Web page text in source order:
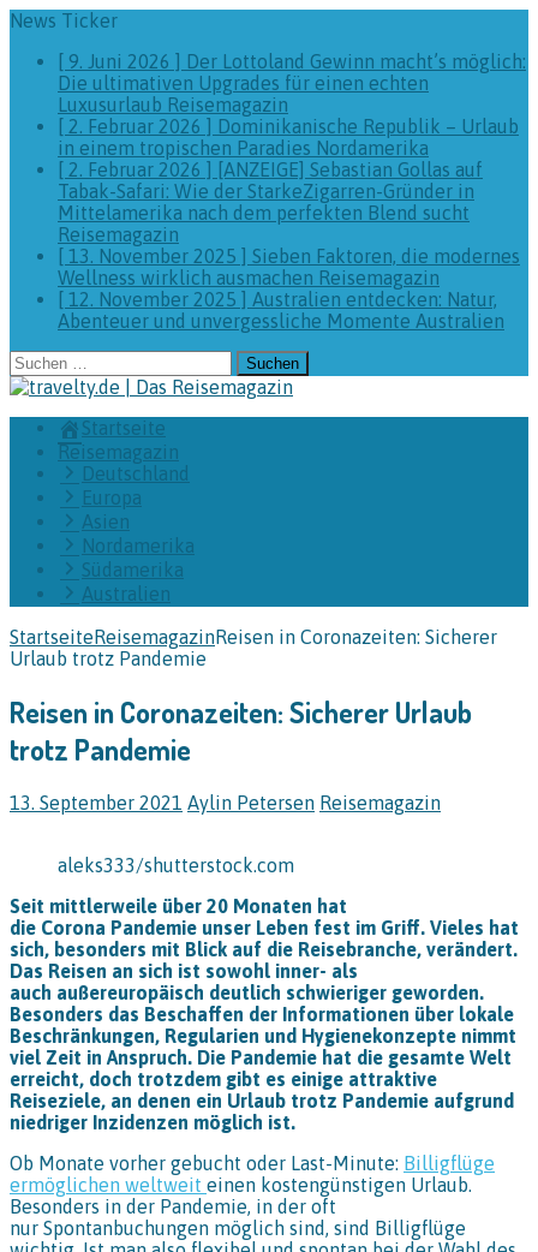
News Ticker
[ 9. Juni 2026 ] Der Lottoland Gewinn macht’s möglich:
Die ultimativen Upgrades für einen echten
Luxusurlaub Reisemagazin
[ 2. Februar 2026 ] Dominikanische Republik – Urlaub
in einem tropischen Paradies Nordamerika
[ 2. Februar 2026 ] [ANZEIGE] Sebastian Gollas auf
Tabak-Safari: Wie der StarkeZigarren-Gründer in
Mittelamerika nach dem perfekten Blend sucht
Reisemagazin
[ 13. November 2025 ] Sieben Faktoren, die modernes
Wellness wirklich ausmachen Reisemagazin
[ 12. November 2025 ] Australien entdecken: Natur,
Abenteuer und unvergessliche Momente Australien
Suchen
nach:
Startseite
Reisemagazin
Deutschland
Europa
Asien
Nordamerika
Südamerika
Australien
StartseiteReisemagazinReisen in Coronazeiten: Sicherer
Urlaub trotz Pandemie
Reisen in Coronazeiten: Sicherer Urlaub
trotz Pandemie
13. September 2021 Aylin Petersen Reisemagazin
aleks333/shutterstock.com
Seit mittlerweile über 20 Monaten hat
die Corona Pandemie unser Leben fest im Griff. Vieles hat
sich, besonders mit Blick auf die Reisebranche, verändert.
Das Reisen an sich ist sowohl inner- als
auch außereuropäisch deutlich schwieriger geworden.
Besonders das Beschaffen der Informationen über lokale
Beschränkungen, Regularien und Hygienekonzepte nimmt
viel Zeit in Anspruch. Die Pandemie hat die gesamte Welt
erreicht, doch trotzdem gibt es einige attraktive
Reiseziele, an denen ein Urlaub trotz Pandemie aufgrund
niedriger Inzidenzen möglich ist.
Ob Monate vorher gebucht oder Last-Minute: Billigflüge
ermöglichen weltweit einen kostengünstigen Urlaub.
Besonders in der Pandemie, in der oft
nur Spontanbuchungen möglich sind, sind Billigflüge